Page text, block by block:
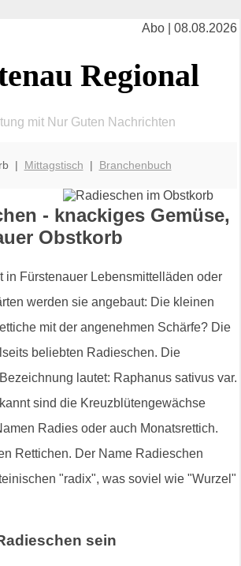
Abo | 08.08.2026
Regional
mit Nur Guten Nachrichten
| Mittagstisch | Branchenbuch
- knackiges Gemüse,
Obstkorb
in Fürstenauer Lebensmittelläden oder
werden sie angebaut: Die kleinen
mit der angenehmen Schärfe? Die
beliebten Radieschen. Die
lautet: Raphanus sativus var.
sind die Kreuzblütengewächse
Radies oder auch Monatsrettich.
Rettichen. Der Name Radieschen
"radix", was soviel wie "Wurzel"
sein